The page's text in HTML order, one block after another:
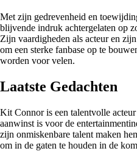
Met zijn gedrevenheid en
blijvende indruk achtergelaten op
Zijn vaardigheden als acteur en
om een sterke fanbase op te
worden voor velen.
Laatste Gedachten
Kit Connor is een talentvolle
aanwinst is voor de
zijn onmiskenbare talent maken
om in de gaten te houden in de